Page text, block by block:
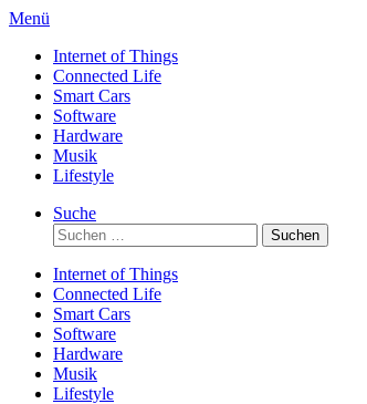
Direkt
Inhalt
Menü
Internet of Things
Connected Life
Smart Cars
Software
Hardware
Musik
Lifestyle
Suche
Suchen
nach:
Internet of Things
Connected Life
Smart Cars
Software
Hardware
Musik
Lifestyle